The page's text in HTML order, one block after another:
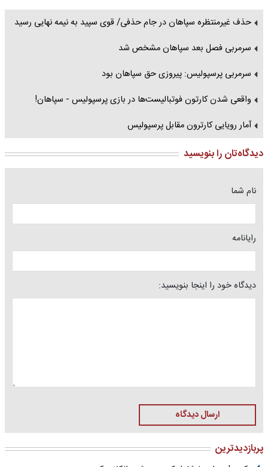
حذف غیرمنتظره سپاهان در جام حذفی/ قوی سپید به نیمه نهایی رسید
سرمربی فصل بعد سپاهان مشخص شد
سرمربی پرسپولیس: پیروزی حق سپاهان بود
واقعی شدن کارتون فوتبالیست‌ها در بازی پرسپولیس - سپاهان!
آمار رویایی کارترون مقابل پرسپولیس
دیدگاه‌تان را بنویسید
نام شما
رایانامه
دیدگاه خود را اینجا بنویسید:
ارسال دیدگاه
پربازدیدترین